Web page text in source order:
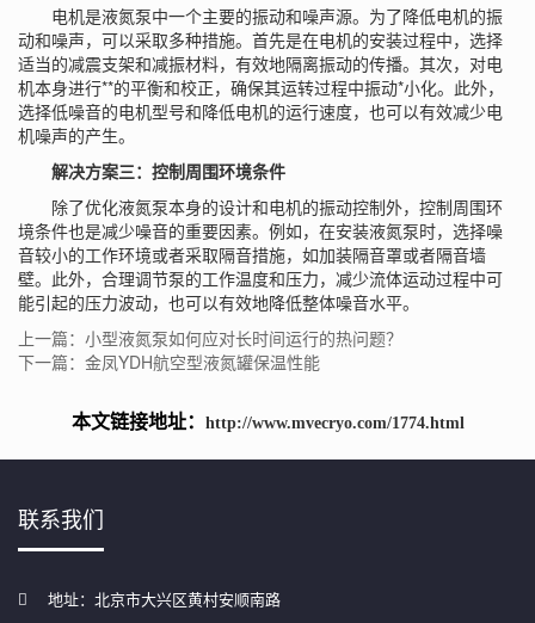
电机是液氮泵中一个主要的振动和噪声源。为了降低电机的振
动和噪声，可以采取多种措施。首先是在电机的安装过程中，选择
适当的减震支架和减振材料，有效地隔离振动的传播。其次，对电
机本身进行**的平衡和校正，确保其运转过程中振动*小化。此外，
选择低噪音的电机型号和降低电机的运行速度，也可以有效减少电
机噪声的产生。
解决方案三：控制周围环境条件
除了优化液氮泵本身的设计和电机的振动控制外，控制周围环
境条件也是减少噪音的重要因素。例如，在安装液氮泵时，选择噪
音较小的工作环境或者采取隔音措施，如加装隔音罩或者隔音墙
壁。此外，合理调节泵的工作温度和压力，减少流体运动过程中可
能引起的压力波动，也可以有效地降低整体噪音水平。
上一篇：小型液氮泵如何应对长时间运行的热问题？
下一篇：金凤YDH航空型液氮罐保温性能
本文链接地址： http://www.mvecryo.com/1774.html
联系我们
地址：北京市大兴区黄村安顺南路